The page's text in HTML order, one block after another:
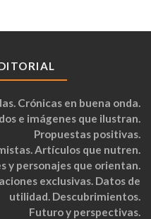
Crónicas en buena onda.
e imágenes que ilustran.
Propuestas positivas.
Artículos que nutren.
y personajes que orientan.
exclusivas. Datos de
utilidad. Descubrimientos.
Futuro y perspectivas.